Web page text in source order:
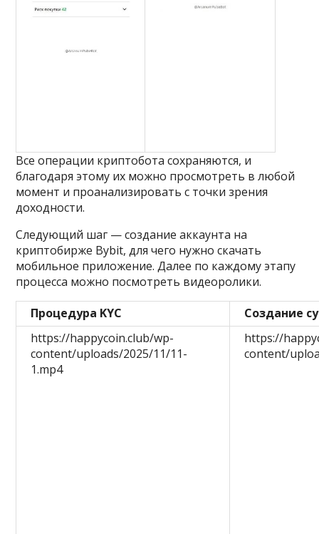
Все операции криптобота сохраняются, и
благодаря этому их можно просмотреть в любой
момент и проанализировать с точки зрения
доходности.
Следующий шаг — создание аккаунта на
криптобирже Bybit, для чего нужно скачать
мобильное приложение. Далее по каждому этапу
процесса можно посмотреть видеоролики.
Процедура KYC
Создание
https://happycoin.club/wp-
content/uploads/2025/11/11-
1.mp4
https://
content/